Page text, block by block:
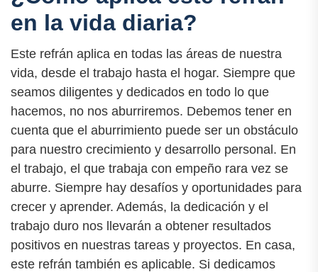
en la vida diaria?
Este refrán aplica en todas las áreas de nuestra
vida, desde el trabajo hasta el hogar. Siempre que
seamos diligentes y dedicados en todo lo que
hacemos, no nos aburriremos. Debemos tener en
cuenta que el aburrimiento puede ser un obstáculo
para nuestro crecimiento y desarrollo personal. En
el trabajo, el que trabaja con empeño rara vez se
aburre. Siempre hay desafíos y oportunidades para
crecer y aprender. Además, la dedicación y el
trabajo duro nos llevarán a obtener resultados
positivos en nuestras tareas y proyectos. En casa,
este refrán también es aplicable. Si dedicamos